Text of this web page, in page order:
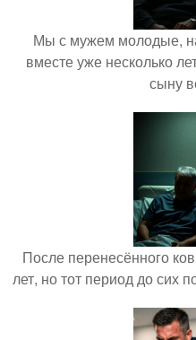
Мы с мужем молодые,
вместе уже несколько
сыну
После перенесённого
лет, но тот период до сих